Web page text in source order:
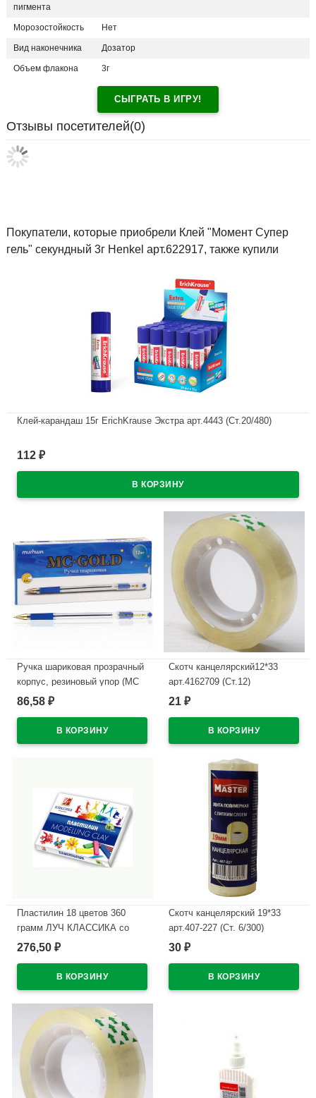
пигмента
Морозостойкость Нет
Вид наконечника Дозатор
Объем флакона 3г
СЫГРАТЬ В ИГРУ!
Отзывы посетителей(0)
Покупатели, которые приобрели Клей "Момент Супер
гель" секундный 3г Henkel арт.622917, также купили
Клей-карандаш 15г ErichKrause Экстра арт.4443 (Ст.20/480)
112 ₽
Ручка шариковая прозрачный
корпус, резиновый упор (MC
Gold) синий, 0,5мм, масло
86,58 ₽
Скотч канцелярский12*33
арт.4162709 (Ст.12)
В наличии
21 ₽
Пластилин 18 цветов 360
грамм ЛУЧ КЛАССИКА со
стеком картонная коробка арт
276,50 ₽
Скотч канцелярский 19*33
арт.407-227 (Ст. 6/300)
В наличии
30 ₽